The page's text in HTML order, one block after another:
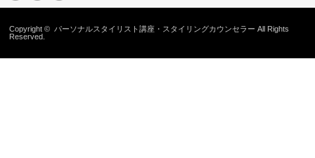
Copyright © パーソナルスタイリスト講座・スタイリングカウンセラー All Rights
Reserved.